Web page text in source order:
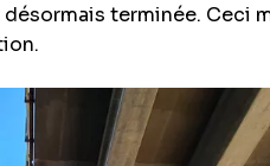
terminée. Ceci